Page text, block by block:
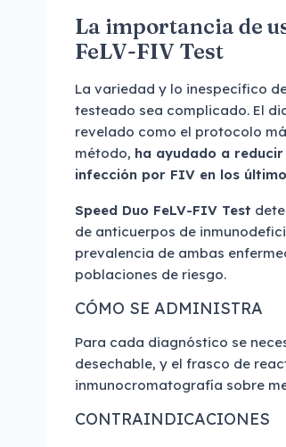
La importancia de
FeLV-FIV Test
La variedad y lo inespecífico
testeado sea complicado. El
revelado como el protocolo
método, ha ayudado a
infección por FIV en los
Speed Duo FeLV-FIV Test
de anticuerpos de
prevalencia de ambas
poblaciones de riesgo.
CÓMO SE ADMINISTRA
Para cada diagnóstico se
desechable, y el frasco de
inmunocromatografía sobre
CONTRAINDICACIONES